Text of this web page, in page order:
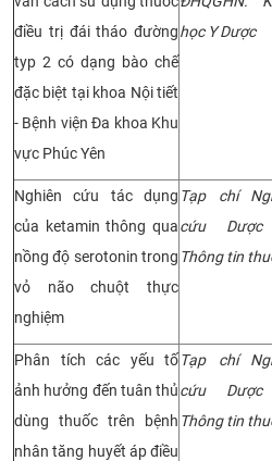
điều trị đái tháo đường
typ 2 có dạng bào chế
đặc biệt tại khoa Nội tiết
- Bệnh viện Đa khoa Khu
vực Phúc Yên
học Y Dược
Nghiên cứu tác dụng
của ketamin thông qua
nồng độ serotonin trong
vỏ não chuột thực
nghiệm
Tạp chí
cứu
Thông tin
Phân tích các yếu tố
ảnh hưởng đến tuân thủ
dùng thuốc trên bệnh
nhân tăng huyết áp điều
Tạp chí
cứu
Thông tin